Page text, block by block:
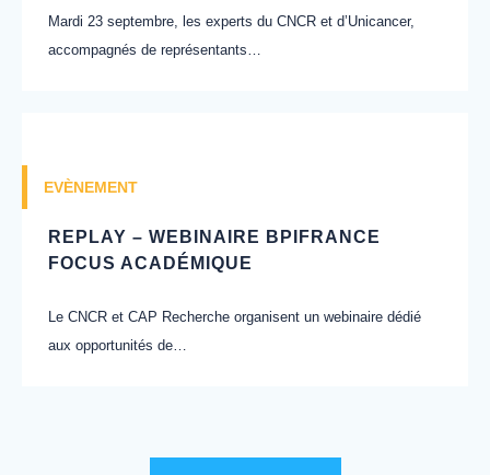
Mardi 23 septembre, les experts du CNCR et d’Unicancer,
accompagnés de représentants…
EVÈNEMENT
REPLAY – WEBINAIRE BPIFRANCE
FOCUS ACADÉMIQUE
Le CNCR et CAP Recherche organisent un webinaire dédié
aux opportunités de…